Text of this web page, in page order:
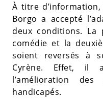
À titre
Borgo a accepté
deux conditions.
comédie et la
soient reversés à
Cyrène. Effet, il
l’amélioration
handicapés.